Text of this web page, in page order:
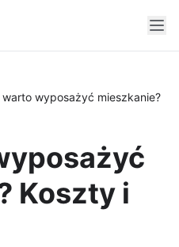
wyposażyć mieszkanie?
Koszty i